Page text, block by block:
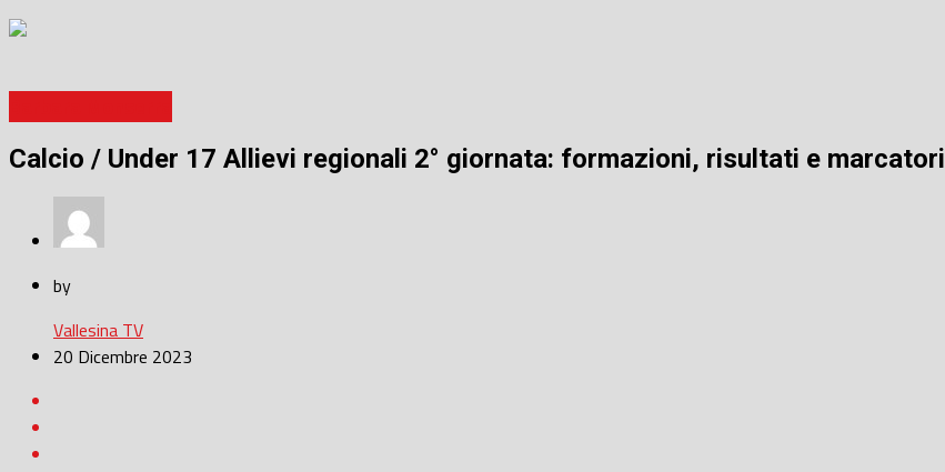
Calcio / Under 17 Allievi regionali 2° giornata: formazioni, risultati e marcatori
by
Vallesina TV
20 Dicembre 2023